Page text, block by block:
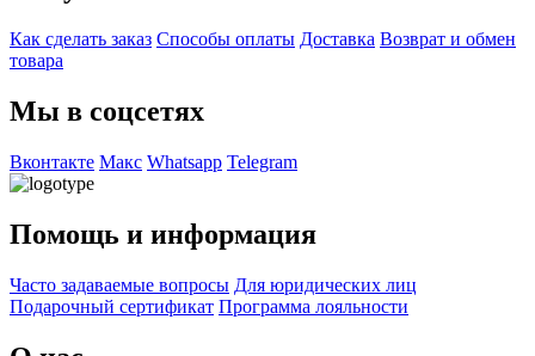
Как сделать заказ Способы оплаты Доставка Возврат и обмен
товара
Мы в соцсетях
Вконтакте Макс Whatsapp Telegram
Помощь и информация
Часто задаваемые вопросы Для юридических лиц
Подарочный сертификат Программа лояльности